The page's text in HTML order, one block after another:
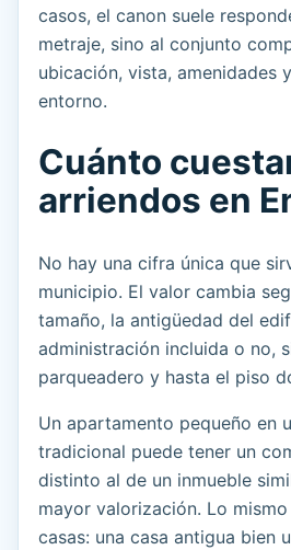
casos, el canon suele
metraje, sino al conjunto
ubicación, vista, amenidades
entorno.
Cuánto
arriendos en
No hay una cifra única que
municipio. El valor cambia
tamaño, la antigüedad del
administración incluida o no,
parqueadero y hasta el piso
Un apartamento pequeño en
tradicional puede tener un
distinto al de un inmueble
mayor valorización. Lo
casas: una casa antigua bien